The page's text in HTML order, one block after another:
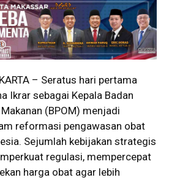
– Seratus hari pertama
Ikrar sebagai Kepala Badan
(BPOM) menjadi
reformasi pengawasan obat
Sejumlah kebijakan strategis
regulasi, mempercepat
harga obat agar lebih